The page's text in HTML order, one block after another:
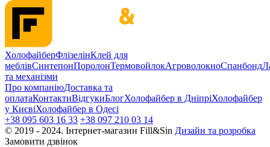
ХолофайберФлізелінКлей для
меблівСинтепонПоролонТермовойлокАгроволокноСпанбонд
та механізми
Про компаніюДоставка та
оплатаКонтактиВідгукиБлогХолофайбер в ДніпріХолофайбер
у КиєвіХолофайбер в Одесі
+38 095 603 16 33 +38 097 210 03 14
© 2019 - 2024. Інтернет-магазин Fill&Sin Дизайн та розробка
Замовити дзвінок